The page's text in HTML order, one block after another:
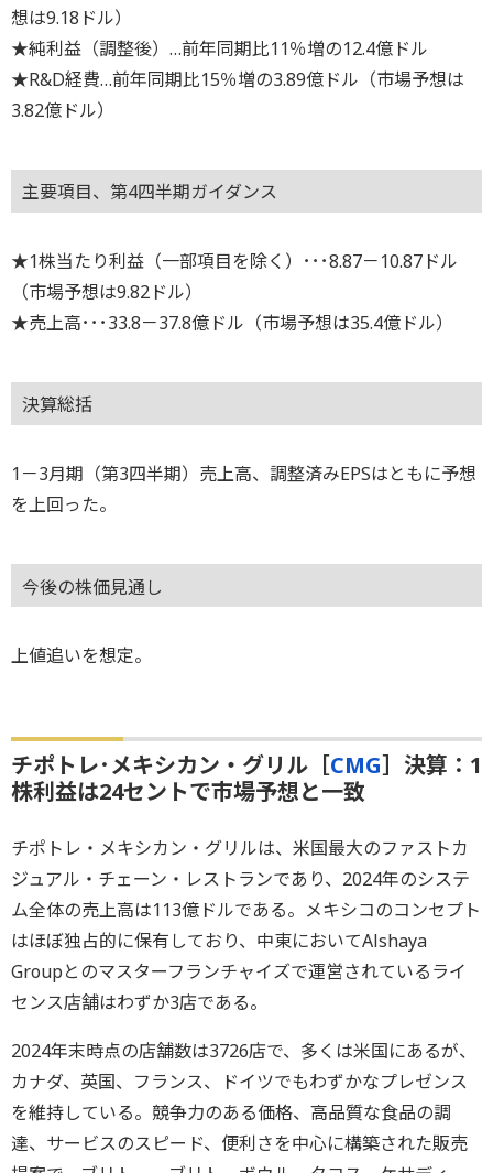
想は9.18ドル）
★純利益（調整後）…前年同期比11％増の12.4億ドル
★R&D経費…前年同期比15％増の3.89億ドル（市場予想は
3.82億ドル）
主要項目、第4四半期ガイダンス
★1株当たり利益（一部項目を除く）･･･8.87－10.87ドル
（市場予想は9.82ドル）
★売上高･･･33.8－37.8億ドル（市場予想は35.4億ドル）
決算総括
1－3月期（第3四半期）売上高、調整済みEPSはともに予想
を上回った。
今後の株価見通し
上値追いを想定。
チポトレ･メキシカン・グリル［CMG］決算：1
株利益は24セントで市場予想と一致
チポトレ・メキシカン・グリルは、米国最大のファストカ
ジュアル・チェーン・レストランであり、2024年のシステ
ム全体の売上高は113億ドルである。メキシコのコンセプト
はほぼ独占的に保有しており、中東においてAlshaya
Groupとのマスターフランチャイズで運営されているライ
センス店舗はわずか3店である。
2024年末時点の店舗数は3726店で、多くは米国にあるが、
カナダ、英国、フランス、ドイツでもわずかなプレゼンス
を維持している。競争力のある価格、高品質な食品の調
達、サービスのスピード、便利さを中心に構築された販売